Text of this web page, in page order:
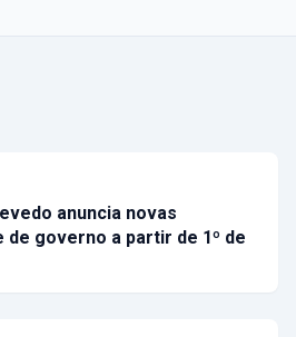
anuncia novas
de governo a partir de 1º de